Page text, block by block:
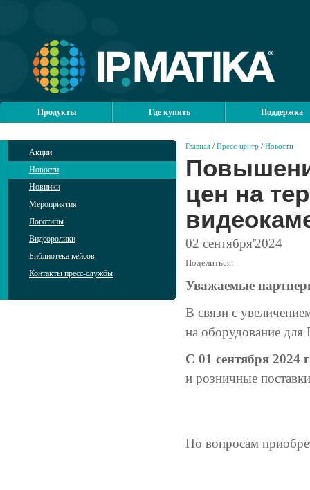
Продукты Где купить Поддержка
Акции
Новости
Новинки
Мероприятия
Логотипы
Видеоролики
Библиотека кейсов
Контакты пресс-службы
Главная / Пресс-центр / Новости
цен на
02 сентября'2024
Поделиться:
Уважаемые
В связи с
на оборудование
С 01 сентября 2024
и розничные
По вопросам